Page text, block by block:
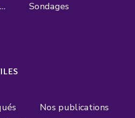
Sondages
Nos publications